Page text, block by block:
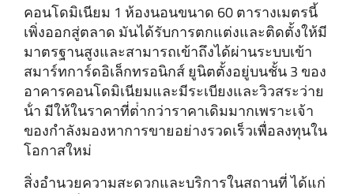
คอนโดมิเนียม 1 ห้องนอนขนาด 60 ตารางเมตรนี้
เพิ่งออกสู่ตลาด มันได้รับการตกแต่งและติดตั้งให้มี
มาตรฐานสูงและสามารถเข้าถึงได้ผ่านระบบเข้า
สมาร์ทการ์ดอิเล็กทรอนิกส์ ยูนิตตั้งอยู่บนชั้น 3 ของ
อาคารคอนโดมิเนียมและมีระเบียงและวิวสระว่าย
น้ํา มีให้ในราคาที่ต่ํากว่าราคาเดิมมากเพราะเจ้า
ของกําลังมองหาการขายอย่างรวดเร็วเพื่อลงทุนใน
โอกาสใหม่
สิ่งอํานวยความสะดวกและบริการในสถานที่ ได้แก่